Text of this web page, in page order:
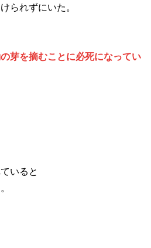
られずにいた。
芽を摘むことに必死になってい
いると